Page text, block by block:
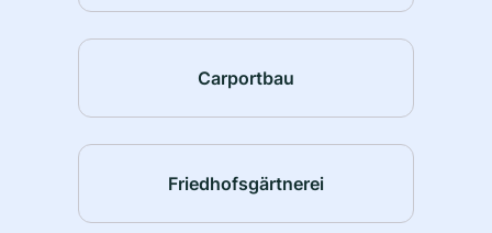
Carportbau
Friedhofsgärtnerei